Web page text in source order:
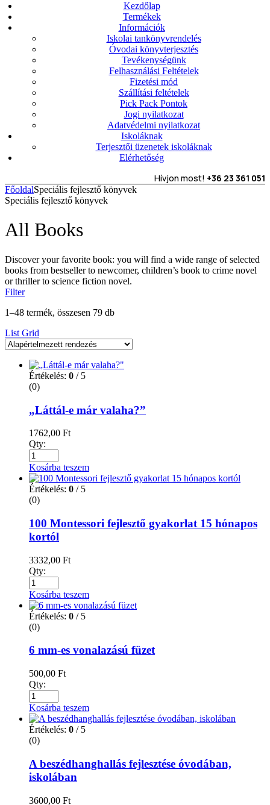
Kezdőlap
Termékek
Információk
Iskolai tankönyvrendelés
Óvodai könyvterjesztés
Tevékenységünk
Felhasználási Feltételek
Fizetési mód
Szállítási feltételek
Pick Pack Pontok
Jogi nyilatkozat
Adatvédelmi nyilatkozat
Iskoláknak
Terjesztői üzenetek iskoláknak
Elérhetőség
Hívjon most! +36 23 361 051
FőoldalSpeciális fejlesztő könyvek
Speciális fejlesztő könyvek
All Books
Discover your favorite book: you will find a wide range of selected
books from bestseller to newcomer, children’s book to crime novel
or thriller to science fiction novel.
Filter
1–48 termék, összesen 79 db
List Grid
Értékelés: 0 / 5
(0)
„Láttál-e már valaha?”
1762,00 Ft
Qty:
Kosárba teszem
Értékelés: 0 / 5
(0)
100 Montessori fejlesztő gyakorlat 15 hónapos
kortól
3332,00 Ft
Qty:
Kosárba teszem
Értékelés: 0 / 5
(0)
6 mm-es vonalazású füzet
500,00 Ft
Qty:
Kosárba teszem
Értékelés: 0 / 5
(0)
A beszédhanghallás fejlesztése óvodában,
iskolában
3600,00 Ft